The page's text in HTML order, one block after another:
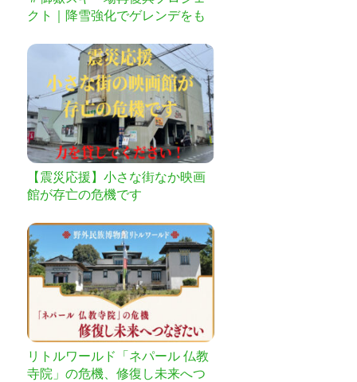
クト｜降雪強化でゲレンデをも
【震災応援】小さな街なか映画
館が存亡の危機です
リトルワールド「ネパール 仏教
寺院」の危機、修復し未来へつ